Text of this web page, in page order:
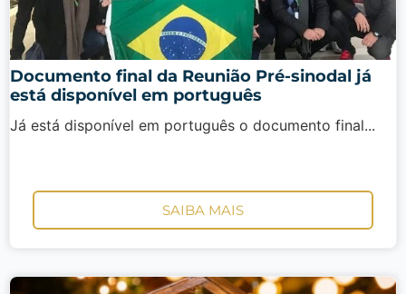
Documento final da Reunião Pré-sinodal já
está disponível em português
Já está disponível em português o documento final...
SAIBA MAIS